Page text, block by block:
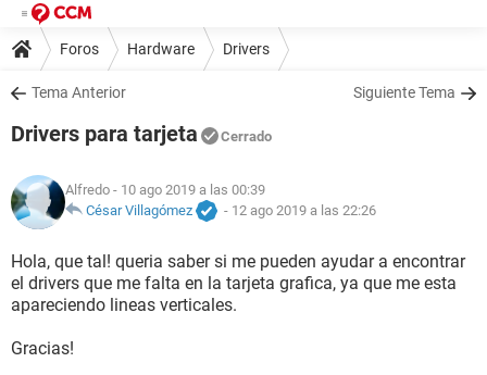
Foros Hardware Drivers
Tema Anterior Siguiente Tema
Drivers para tarjeta Cerrado
Alfredo - 10 ago 2019 a las 00:39
César Villagómez
- 12 ago 2019 a las 22:26
Hola, que tal! queria saber si me pueden ayudar a encontrar
el drivers que me falta en la tarjeta grafica, ya que me esta
apareciendo lineas verticales.
Gracias!